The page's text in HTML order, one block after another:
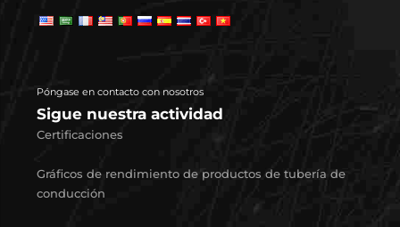
Póngase en contacto con nosotros
Sigue nuestra actividad
Certificaciones
Gráficos de rendimiento de productos de tubería de
conducción